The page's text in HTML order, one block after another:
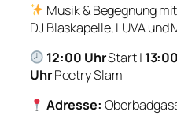
Musik & Begegnung
DJ Blaskapelle, LUVA und
12:00 UhrStart |
UhrPoetry Slam
Adresse: